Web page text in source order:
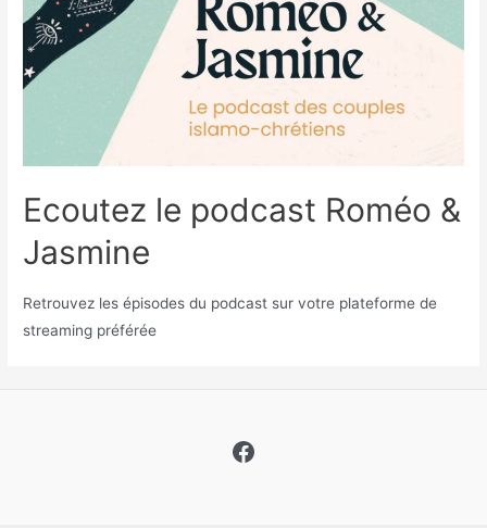
Ecoutez le podcast Roméo &
Jasmine
Retrouvez les épisodes du podcast sur votre plateforme de
streaming préférée
Facebook